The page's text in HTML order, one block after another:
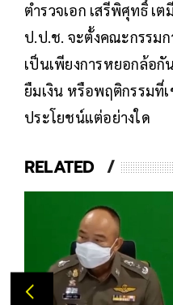
ตำรวจเอก เสรีพิศุทธิ์ เ
ป.ป.ช. จะตั้งคณะกรรมก
เป็นเพียงการหยอกล้อ
ยืมเงิน หรือพฤติกรรมที่เ
ประโยชน์แต่อย่างใด
RELATED